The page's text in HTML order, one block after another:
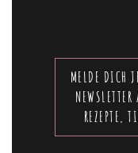
MELDE DICH
REZEPTE,